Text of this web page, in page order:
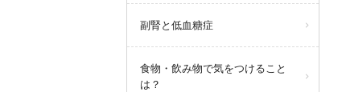
副腎と低血糖症
食物・飲み物で気をつけること
は？